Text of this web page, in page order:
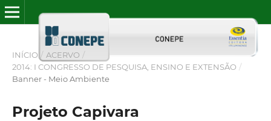
INÍCIO / ACERVO /
2014: I CONGRESSO DE PESQUISA, ENSINO E EXTENSÃO /
Banner - Meio Ambiente
Projeto Capivara